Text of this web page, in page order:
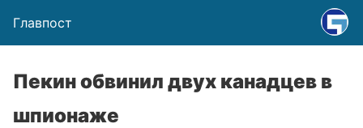
Главпост
Пекин обвинил двух канадцев в
шпионаже